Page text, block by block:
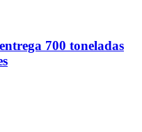
700 toneladas